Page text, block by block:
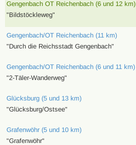
Gengenbach OT Reichenbach (6 und 12 km)
"Bildstöckleweg"
Gengenbach/OT Reichenbach (11 km)
"Durch die Reichsstadt Gengenbach"
Gengenbach/OT Reichenbach (6 und 11 km)
"2-Täler-Wanderweg"
Glücksburg (5 und 13 km)
"Glücksburg/Ostsee"
Grafenwöhr (5 und 10 km)
"Grafenwöhr"